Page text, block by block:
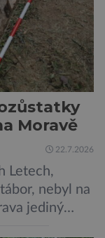
Moravě
22.7.2026
Letech,
nebyl na
jediný